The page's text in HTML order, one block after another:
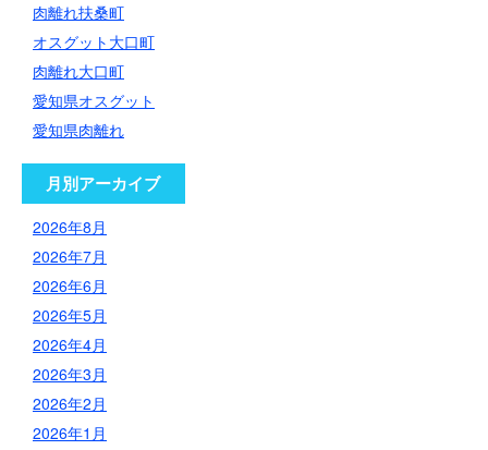
肉離れ扶桑町
オスグット大口町
肉離れ大口町
愛知県オスグット
愛知県肉離れ
月別アーカイブ
2026年8月
2026年7月
2026年6月
2026年5月
2026年4月
2026年3月
2026年2月
2026年1月